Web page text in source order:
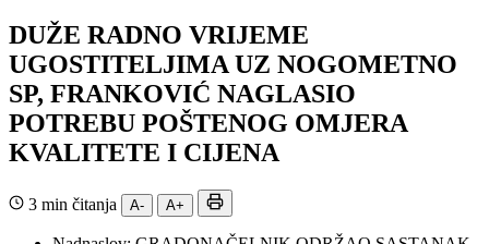
DUŽE RADNO VRIJEME
UGOSTITELJIMA UZ NOGOMETNO
SP, FRANKOVIĆ NAGLASIO
POTREBU POŠTENOG OMJERA
KVALITETE I CIJENA
3 min čitanja A- A+